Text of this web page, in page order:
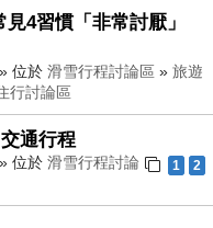
4習慣「非常討厭」
位於 滑雪行程討論區 » 旅遊
行討論區
通行程
1 2
位於 滑雪行程討論